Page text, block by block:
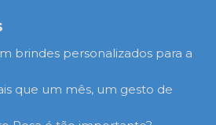
brindes personalizados para a
que um mês, um gesto de